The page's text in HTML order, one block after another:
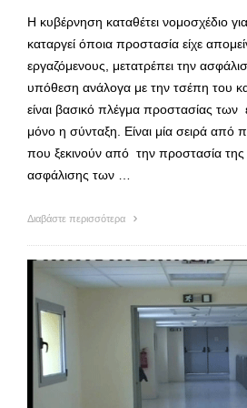
Η κυβέρνηση καταθέτει νομοσχέδιο
καταργεί όποια προστασία είχε
εργαζόμενους, μετατρέπει την
υπόθεση ανάλογα με την τσέπη του
είναι βασικό πλέγμα προστασίας των
μόνο η σύνταξη. Είναι μία σειρά από
που ξεκινούν από την προστασία της
ασφάλισης των …
Διαβάστε περισσότερα